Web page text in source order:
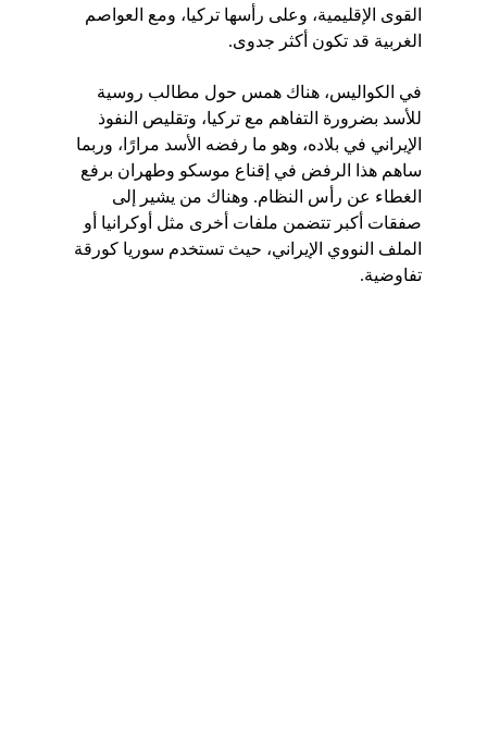
القوى الإقليمية، وعلى رأسها تركيا، ومع العواصم
الغربية قد تكون أكثر جدوى.
في الكواليس، هناك همس حول مطالب روسية
للأسد بضرورة التفاهم مع تركيا، وتقليص النفوذ
الإيراني في بلاده، وهو ما رفضه الأسد مرارًا، وربما
ساهم هذا الرفض في إقناع موسكو وطهران برفع
الغطاء عن رأس النظام. وهناك من يشير إلى
صفقات أكبر تتضمن ملفات أخرى مثل أوكرانيا أو
الملف النووي الإيراني، حيث تستخدم سوريا كورقة
تفاوضية.